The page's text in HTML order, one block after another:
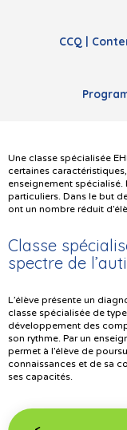
CCQ |
Une classe spécialisée
certaines
enseignement spécialisé.
particuliers. Dans le but
ont un nombre réduit
Classe
spectre de
L’élève présente un
classe spécialisée de
développement des
son rythme. Par un
permet à l’élève de
connaissances et de sa
ses capacités.